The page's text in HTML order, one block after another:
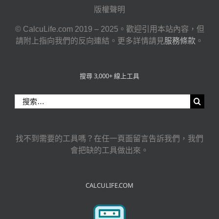
版權聲明
© CalcuLife.com 2019 – 2025。歡迎引用本站內容，但
請附上指向我們的反向連結。更多詳情請見服務條款 。
搜尋 3,000+ 線上工具
索
果：
找不到需要的工具嗎？在任一頁面留言告訴我們，我們
會把缺的工具做出來。
CALCULIFE.COM